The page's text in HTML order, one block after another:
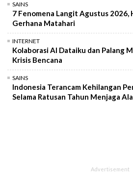
SAINS
7 Fenomena Langit Agustus
Gerhana Matahari
INTERNET
Kolaborasi AI Dataiku dan Palang
Krisis Bencana
SAINS
Indonesia Terancam Kehilangan
Selama Ratusan Tahun Menjaga